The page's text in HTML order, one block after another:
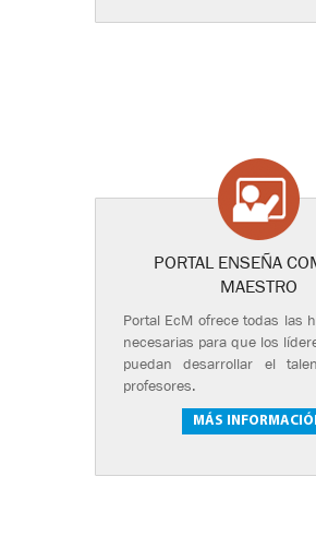
PORTAL ENSEÑA
MAESTRO
Portal EcM ofrece todas las
necesarias para que los
puedan desarrollar el
profesores.
MÁS